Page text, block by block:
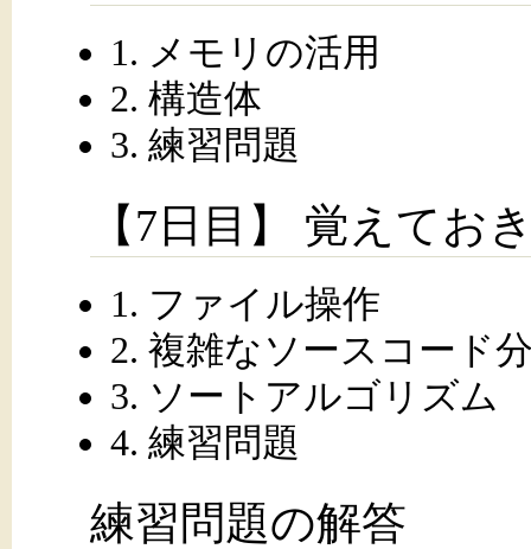
1. メモリの活用
2. 構造体
3. 練習問題
【7日目】 覚えてお
1. ファイル操作
2. 複雑なソースコード
3. ソートアルゴリズム
4. 練習問題
練習問題の解答